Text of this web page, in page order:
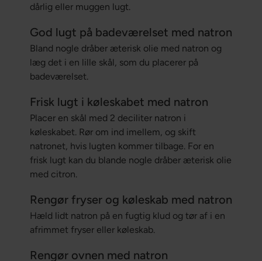
dårlig eller muggen lugt.
God lugt på badeværelset med natron
Bland nogle dråber æterisk olie med natron og
læg det i en lille skål, som du placerer på
badeværelset.
Frisk lugt i køleskabet med natron
Placer en skål med 2 deciliter natron i
køleskabet. Rør om ind imellem, og skift
natronet, hvis lugten kommer tilbage. For en
frisk lugt kan du blande nogle dråber æterisk olie
med citron.
Rengør fryser og køleskab med natron
Hæld lidt natron på en fugtig klud og tør af i en
afrimmet fryser eller køleskab.
Rengør ovnen med natron